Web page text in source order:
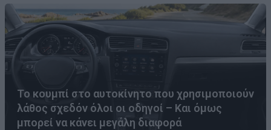
Το κουμπί στο αυτοκίνητο που χρησιμοποιούν
λάθος σχεδόν όλοι οι οδηγοί – Και όμως
μπορεί να κάνει μεγάλη διαφορά